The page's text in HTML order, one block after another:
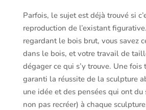
Parfois, le sujet est déjà trouvé si
reproduction de l’existant
regardant le bois brut, vous savez
dans le bois, et votre travail de
dégager ce qui s’y trouve. Une fois
garanti la réussite de la sculpture
une idée et des pensées qui ont du
non pas recréer) à chaque